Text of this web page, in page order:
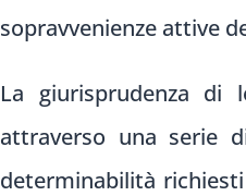
sopravvenienze attive
La giurisprudenza di
attraverso una serie
determinabilità richiesti